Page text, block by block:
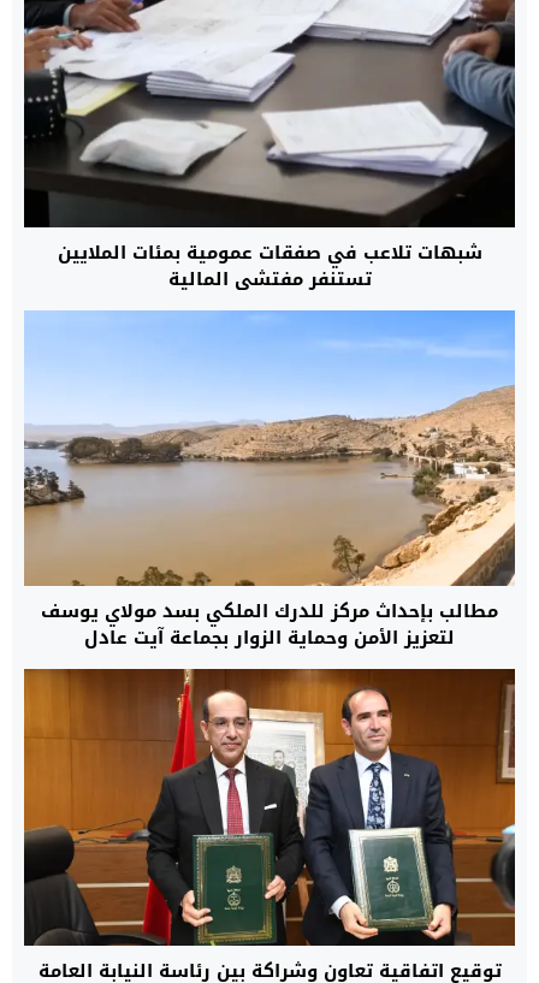
شبهات تلاعب في صفقات عمومية بمئات الملايين
تستنفر مفتشي المالية
مطالب بإحداث مركز للدرك الملكي بسد مولاي يوسف
لتعزيز الأمن وحماية الزوار بجماعة آيت عادل
توقيع اتفاقية تعاون وشراكة بين رئاسة النيابة العامة